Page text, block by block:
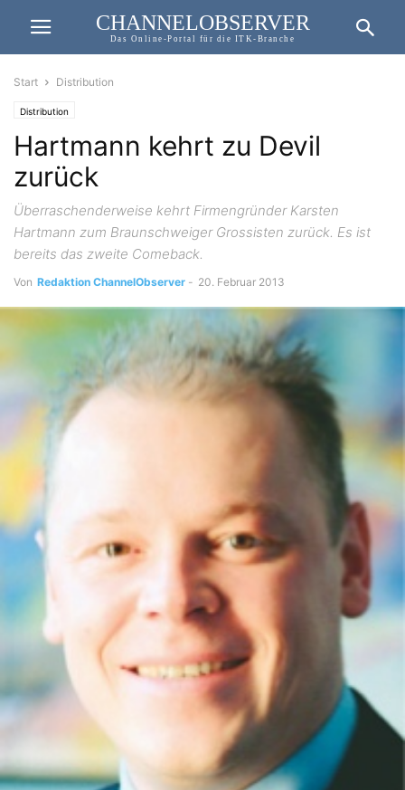
CHANNELOBSERVER
Das Online-Portal für die ITK-Branche
Start Distribution
Distribution
Hartmann kehrt zu Devil
zurück
Überraschenderweise kehrt Firmengründer Karsten
Hartmann zum Braunschweiger Grossisten zurück. Es ist
bereits das zweite Comeback.
Von Redaktion ChannelObserver - 20. Februar 2013